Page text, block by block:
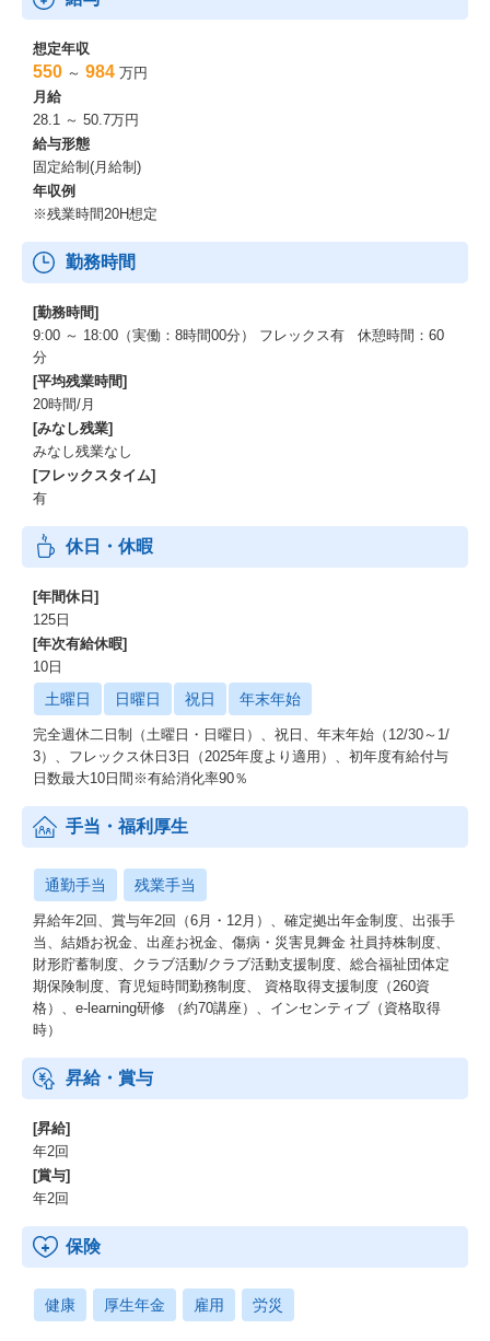
・ヘルスケア会員管理システム
■ポジションの魅力
・プライム案件のためお客様との距離が近く、最上流から取り組
めます。
・コンサルティングから運用保守まで直接マネジメントを行うた
め、一気通貫で幅広いフェーズを経験できます。
・大規模～小規模迄さまざまなプロジェクトに挑戦することがで
・リモートワーク中心の働き方でワークライフバランスを実現で
きます。
働く環境
▽組織魅力
①プライム案件
前述の通り、同社のお客様は基本的にプライムで、最上流から取
り組みます。顧客が課題に感じている事象を明確化、要件化する
ことから取り組み、場合によってはPoCを実施して確認いただく
こともします。また、その過程で業務部門やコンシューマなど利
力も鍛えられます。
同社はWEB業務系システムを、技術ベースで顧客課題の解決を図
ります。単なる管理志向ではなく、技術を基本に顧客へ提案・説
明し、パートナーとチームマネジメントを構築し、実現可能性の
高い、そして新技術からレガシー技術まで視野に入れたプロジェ
クトを進めます。
③DX領域をAI、クラウド等を駆使して推進
データの利活用によるDXやコグニティブコンピューティング、セ
ロトラストベースのシステム、そしてくAWSやAzureを前提とし
たクラウド環境における構築を進めます。
④技術ベースで成長できる
エンジニアファーストであるため、管理志向ではありません。技
術をベースとした実践的なチーム志向のプロジェクト運営を行っ
ているため、OJTを通してキャリアとスキルが身につきます。
OffJTとして、プロジェクトメンバーや技術情報サイトでナレッジ
を共有できること、横断的な技術・PM品質向上組織による内部講
習があること、外部講習の法人契約600IDを通した学び放題の学習
機会があることで、多様な成長を図れます。
エンタープライズソリューション本部は約300名の組織である一
方、すべての顧客がプライムです。よって、プロジェクトの質を
量を通して、やりがいを感じることができます。プロジェクトマ
ネジメントを通して、自己裁量とチームマネジメントの両立が実
現できます。
同社のお客様は基本的にプライムで、ネームバリューのある企業
に最上流から取り組みます。顧客が課題に感じている事象を明確
化、要件化することから取り組み、場合によってはPoCやBPRを
実施して確認いただくこともします。また、その過程で業務部門
想定年収
550 ～ 984 万円
月給
28.1 ～ 50.7万円
給与形態
固定給制(月給制)
年収例
※残業時間20H想定
勤務時間
[勤務時間]
9:00 ～ 18:00（実働：8時間00分） フレックス有 休憩時間：60
分
[平均残業時間]
20時間/月
[みなし残業]
みなし残業なし
[フレックスタイム]
有
休日・休暇
[年間休日]
125日
[年次有給休暇]
10日
土曜日 日曜日 祝日 年末年始
完全週休二日制（土曜日・日曜日）、祝日、年末年始（12/30～1/
3）、フレックス休日3日（2025年度より適用）、初年度有給付与
日数最大10日間※有給消化率90％
手当・福利厚生
通勤手当 残業手当
昇給年2回、賞与年2回（6月・12月）、確定拠出年金制度、出張手
当、結婚お祝金、出産お祝金、傷病・災害見舞金 社員持株制度、
財形貯蓄制度、クラブ活動/クラブ活動支援制度、総合福祉団体定
期保険制度、育児短時間勤務制度、 資格取得支援制度（260資
格）、e-learning研修 （約70講座）、インセンティブ（資格取得
時）
昇給・賞与
[昇給]
年2回
[賞与]
年2回
保険
健康 厚生年金 雇用 労災